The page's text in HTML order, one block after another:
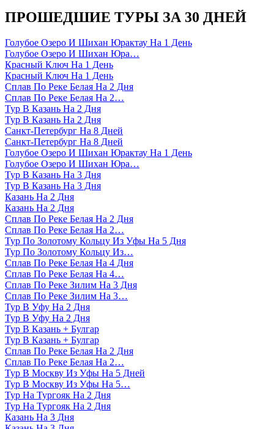
ПРОШЕДШИЕ ТУРЫ ЗА 30 ДНЕЙ
Голубое Озеро И Шихан Юрактау На 1 День
Голубое Озеро И Шихан Юра…
Красный Ключ На 1 День
Красный Ключ На 1 День
Сплав По Реке Белая На 2 Дня
Сплав По Реке Белая На 2…
Тур В Казань На 2 Дня
Тур В Казань На 2 Дня
Санкт-Петербург На 8 Дней
Санкт-Петербург На 8 Дней
Голубое Озеро И Шихан Юрактау На 1 День
Голубое Озеро И Шихан Юра…
Тур В Казань На 3 Дня
Тур В Казань На 3 Дня
Казань На 2 Дня
Казань На 2 Дня
Сплав По Реке Белая На 2 Дня
Сплав По Реке Белая На 2…
Тур По Золотому Кольцу Из Уфы На 5 Дня
Тур По Золотому Кольцу Из…
Сплав По Реке Белая На 4 Дня
Сплав По Реке Белая На 4…
Сплав По Реке Зилим На 3 Дня
Сплав По Реке Зилим На 3…
Тур В Уфу На 2 Дня
Тур В Уфу На 2 Дня
Тур В Казань + Булгар
Тур В Казань + Булгар
Сплав По Реке Белая На 2 Дня
Сплав По Реке Белая На 2…
Тур В Москву Из Уфы На 5 Дней
Тур В Москву Из Уфы На 5…
Тур На Тургояк На 2 Дня
Тур На Тургояк На 2 Дня
Казань На 3 Дня